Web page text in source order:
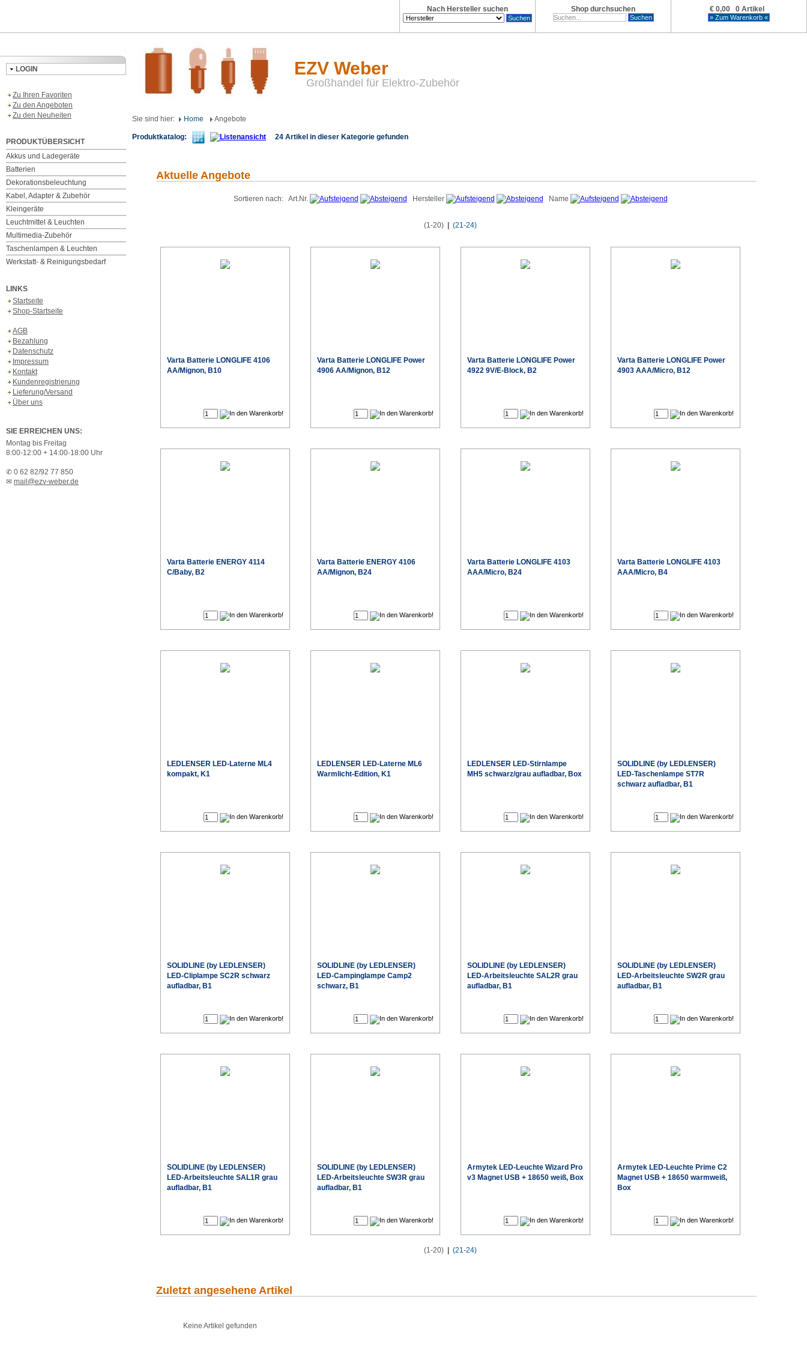
€ 0,00 0 Artikel
Shop durchsuchen
Nach Hersteller suchen
LOGIN
Zu Ihren Favoriten
Zu den Angeboten
Zu den Neuheiten
PRODUKTÜBERSICHT
Akkus und Ladegeräte
Batterien
Dekorationsbeleuchtung
Kabel, Adapter & Zubehör
Kleingeräte
Leuchtmittel & Leuchten
Multimedia-Zubehör
Taschenlampen & Leuchten
Werkstatt- & Reinigungsbedarf
LINKS
Startseite
Shop-Startseite
AGB
Bezahlung
Datenschutz
Impressum
Kontakt
Kundenregistrierung
Lieferung/Versand
Über uns
SIE ERREICHEN UNS:
Montag bis Freitag
8:00-12:00 + 14:00-18:00 Uhr
✆ 0 62 82/92 77 850
✉ mail@ezv-weber.de
EZV Weber
Großhandel für Elektro-Zubehör
Sie sind hier: Home Angebote
Produktkatalog: 24 Artikel in dieser Kategorie gefunden
Aktuelle Angebote
Sortieren nach: Art.Nr. Hersteller Name
(1-20) (21-24)
Varta Batterie LONGLIFE 4106
AA/Mignon, B10
Varta Batterie LONGLIFE Power
4906 AA/Mignon, B12
Varta Batterie LONGLIFE Power
4922 9V/E-Block, B2
Varta Batterie LONGLIFE Power
4903 AAA/Micro, B12
Varta Batterie ENERGY 4114
C/Baby, B2
Varta Batterie ENERGY 4106
AA/Mignon, B24
Varta Batterie LONGLIFE 4103
AAA/Micro, B24
Varta Batterie LONGLIFE 4103
AAA/Micro, B4
LEDLENSER LED-Laterne ML4
kompakt, K1
LEDLENSER LED-Laterne ML6
Warmlicht-Edition, K1
LEDLENSER LED-Stirnlampe
MH5 schwarz/grau aufladbar, Box
SOLIDLINE (by LEDLENSER)
LED-Taschenlampe ST7R
schwarz aufladbar, B1
SOLIDLINE (by LEDLENSER)
LED-Cliplampe SC2R schwarz
aufladbar, B1
SOLIDLINE (by LEDLENSER)
LED-Campinglampe Camp2
schwarz, B1
SOLIDLINE (by LEDLENSER)
LED-Arbeitsleuchte SAL2R grau
aufladbar, B1
SOLIDLINE (by LEDLENSER)
LED-Arbeitsleuchte SW2R grau
aufladbar, B1
SOLIDLINE (by LEDLENSER)
LED-Arbeitsleuchte SAL1R grau
aufladbar, B1
SOLIDLINE (by LEDLENSER)
LED-Arbeitsleuchte SW3R grau
aufladbar, B1
Armytek LED-Leuchte Wizard Pro
v3 Magnet USB + 18650 weiß, Box
Armytek LED-Leuchte Prime C2
Magnet USB + 18650 warmweiß,
Box
(1-20) (21-24)
Zuletzt angesehene Artikel
Keine Artikel gefunden